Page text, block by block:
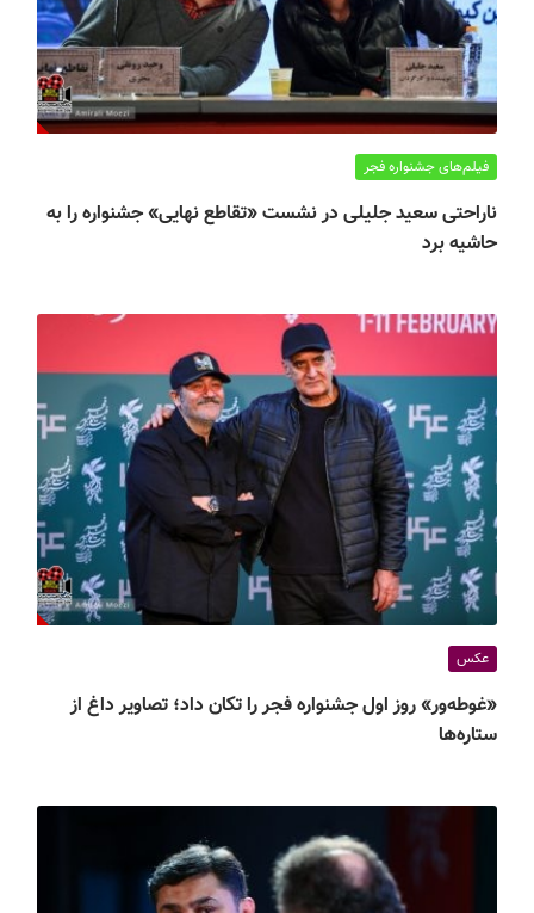
فیلم‌های جشنواره فجر
ناراحتی سعید جلیلی در نشست «تقاطع نهایی» جشنواره را به
حاشیه برد
عکس
«غوطه‌ور» روز اول جشنواره فجر را تکان داد؛ تصاویر داغ از
ستاره‌ها